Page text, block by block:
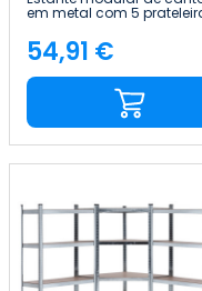
em metal com 5
875 kg, 80 x 40 x 180 cm
Thinia Home
Preço
54,91 €